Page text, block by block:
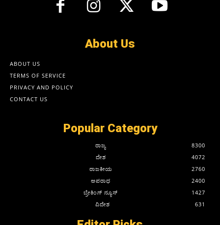
About Us
ABOUT US
TERMS OF SERVICE
PRIVACY AND POLICY
CONTACT US
Popular Category
ರಾಜ್ಯ
8300
ದೇಶ
4072
ರಾಜಕೀಯ
2760
ಅಪರಾಧ
2400
ಬ್ರೇಕಿಂಗ್ ನ್ಯೂಸ್
1427
ವಿದೇಶ
631